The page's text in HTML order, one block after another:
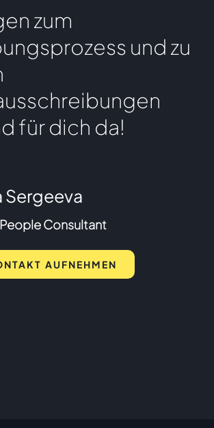
zum
und zu
für dich da!
Sergeeva
People Consultant
AUFNEHMEN